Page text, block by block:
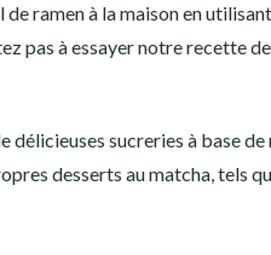
ramen à la maison en
pas à essayer notre recette de
sucreries à base
desserts au matcha, tels